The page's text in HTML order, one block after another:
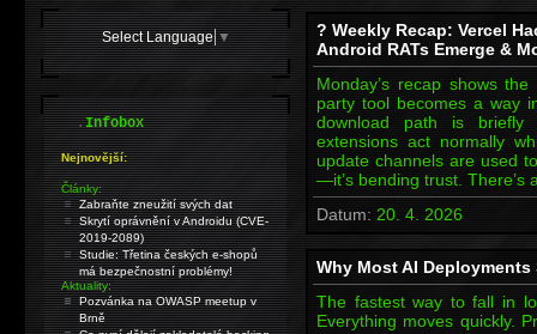
? Weekly Recap: Vercel
Android RATs Emerge &
Monday’s recap shows
party tool becomes a way
download path is briefly
extensions act normally
update channels are used
—it’s bending trust.
Datum: 20. 4. 2026
Why Most AI
The fastest way to fall in
Everything moves quickly.
Select Language ▼
.Infobox
Nejnovější:
Články:
Zabraňte zneužití svých dat
Skrytí oprávnění v Androidu (CVE-
2019-2089)
Studie: Třetina českých e-shopů
má bezpečnostní problémy!
Aktuality:
Pozvánka na OWASP meetup v
Brně